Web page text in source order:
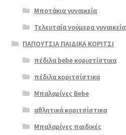
Μποτάκια γυναικεία
Τελευταία νούμερα γυναικεία
ΠΑΠΟΥΤΣΙΑ ΠΑΙΔΙΚΑ ΚΟΡΙΤΣΙ
πέδιλα bebe κοριστίστικα
πέδιλα κοριτσίστικα
Μπαλαρίνες Bebe
αθλητικά κοριτσίστικα
Μπαλαρίνες παιδικές